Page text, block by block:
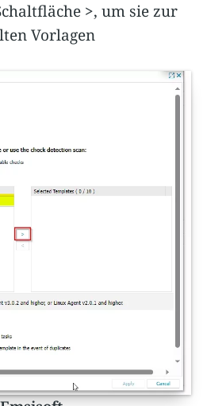
>, um sie zur
Vorlagen